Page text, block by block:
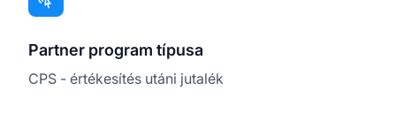
Partner program típusa
CPS - értékesítés utáni jutalék